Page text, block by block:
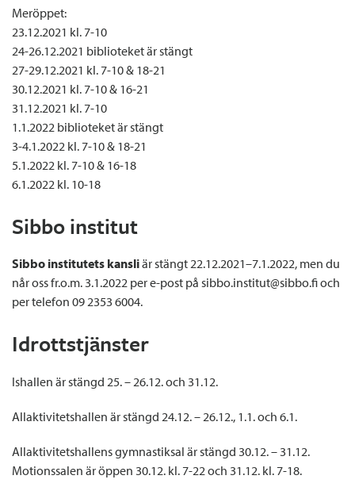
Meröppet:
23.12.2021 kl. 7-10
24-26.12.2021 biblioteket är stängt
27-29.12.2021 kl. 7-10 & 18-21
30.12.2021 kl. 7-10 & 16-21
31.12.2021 kl. 7-10
1.1.2022 biblioteket är stängt
3-4.1.2022 kl. 7-10 & 18-21
5.1.2022 kl. 7-10 & 16-18
6.1.2022 kl. 10-18
Sibbo institut
Sibbo institutets kansliär stängt 22.12.2021–7.1.2022, men du
når oss fr.o.m. 3.1.2022 per e-post på sibbo.institut@sibbo.fi och
per telefon 09 2353 6004.
Idrottstjänster
Ishallen är stängd 25. – 26.12. och 31.12.
Allaktivitetshallen är stängd 24.12. – 26.12., 1.1. och 6.1.
Allaktivitetshallens gymnastiksal är stängd 30.12. – 31.12.
Motionssalen är öppen 30.12. kl. 7-22 och 31.12. kl. 7-18.